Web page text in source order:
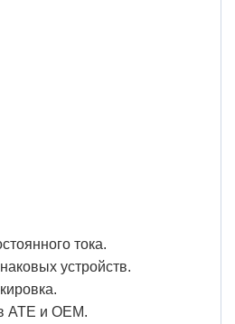
тока.
устройств.
ATE и OEM.